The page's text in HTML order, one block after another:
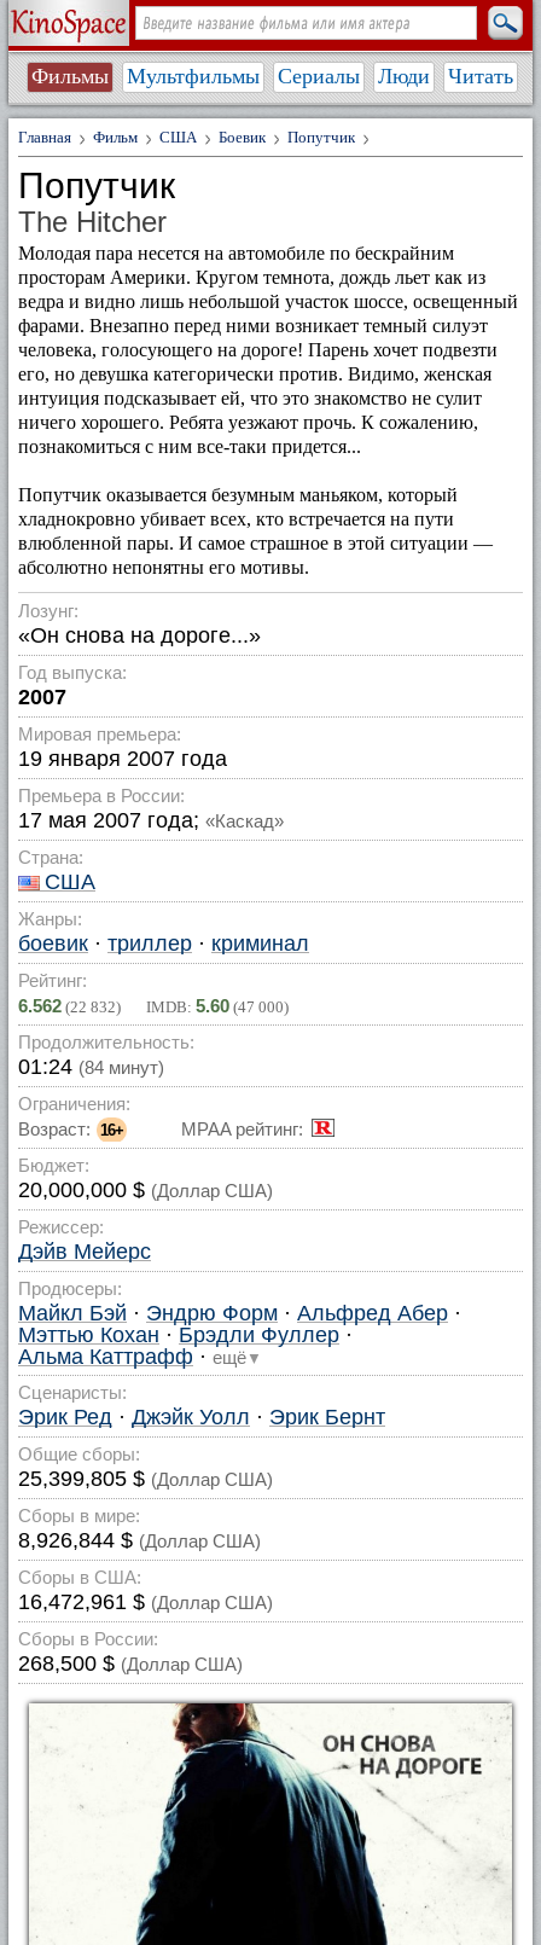
Фильмы Мультфильмы Сериалы Люди Читать
Главная Фильм США Боевик Попутчик
Попутчик
The Hitcher
Молодая пара несется на автомобиле по бескрайним
просторам Америки. Кругом темнота, дождь льет как из
ведра и видно лишь небольшой участок шоссе, освещенный
фарами. Внезапно перед ними возникает темный силуэт
человека, голосующего на дороге! Парень хочет подвезти
его, но девушка категорически против. Видимо, женская
интуиция подсказывает ей, что это знакомство не сулит
ничего хорошего. Ребята уезжают прочь. К сожалению,
познакомиться с ним все-таки придется...
Попутчик оказывается безумным маньяком, который
хладнокровно убивает всех, кто встречается на пути
влюбленной пары. И самое страшное в этой ситуации —
абсолютно непонятны его мотивы.
Лозунг:
«Он снова на дороге...»
Год выпуска:
2007
Мировая премьера:
19 января 2007 года
Премьера в России:
17 мая 2007 года; «Каскад»
Страна:
США
Жанры:
боевик · триллер · криминал
Рейтинг:
6.562 (22 832) IMDB: 5.60 (47 000)
Продолжительность:
01:24 (84 минут)
Ограничения:
Возраст: 16+
MPAA рейтинг:
Бюджет:
20,000,000 $ (Доллар США)
Режиссер:
Дэйв Мейерс
Продюсеры:
Майкл Бэй · Эндрю Форм · Альфред Абер ·
Мэттью Кохан · Брэдли Фуллер ·
Альма Каттрафф · ещё ▼
Сценаристы:
Эрик Ред · Джэйк Уолл · Эрик Бернт
Общие сборы:
25,399,805 $ (Доллар США)
Сборы в мире:
8,926,844 $ (Доллар США)
Сборы в США:
16,472,961 $ (Доллар США)
Сборы в России:
268,500 $ (Доллар США)